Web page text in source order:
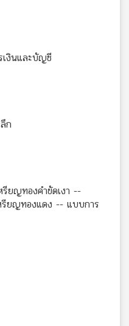
งินและบัญชี
ก
ยญทองคำขัดเงา --
ยญทองแดง -- แบบการ